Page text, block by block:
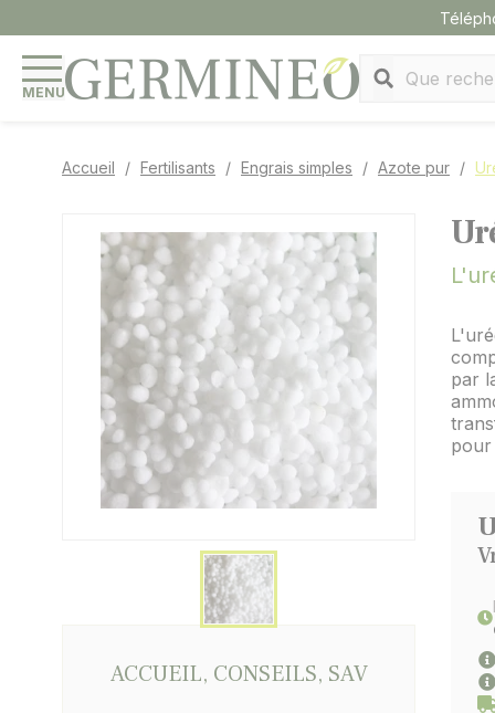
MENU
Accueil Fertilisants Engrais simples Azote pur
ACCUEIL, CONSEILS, SAV
par
pour